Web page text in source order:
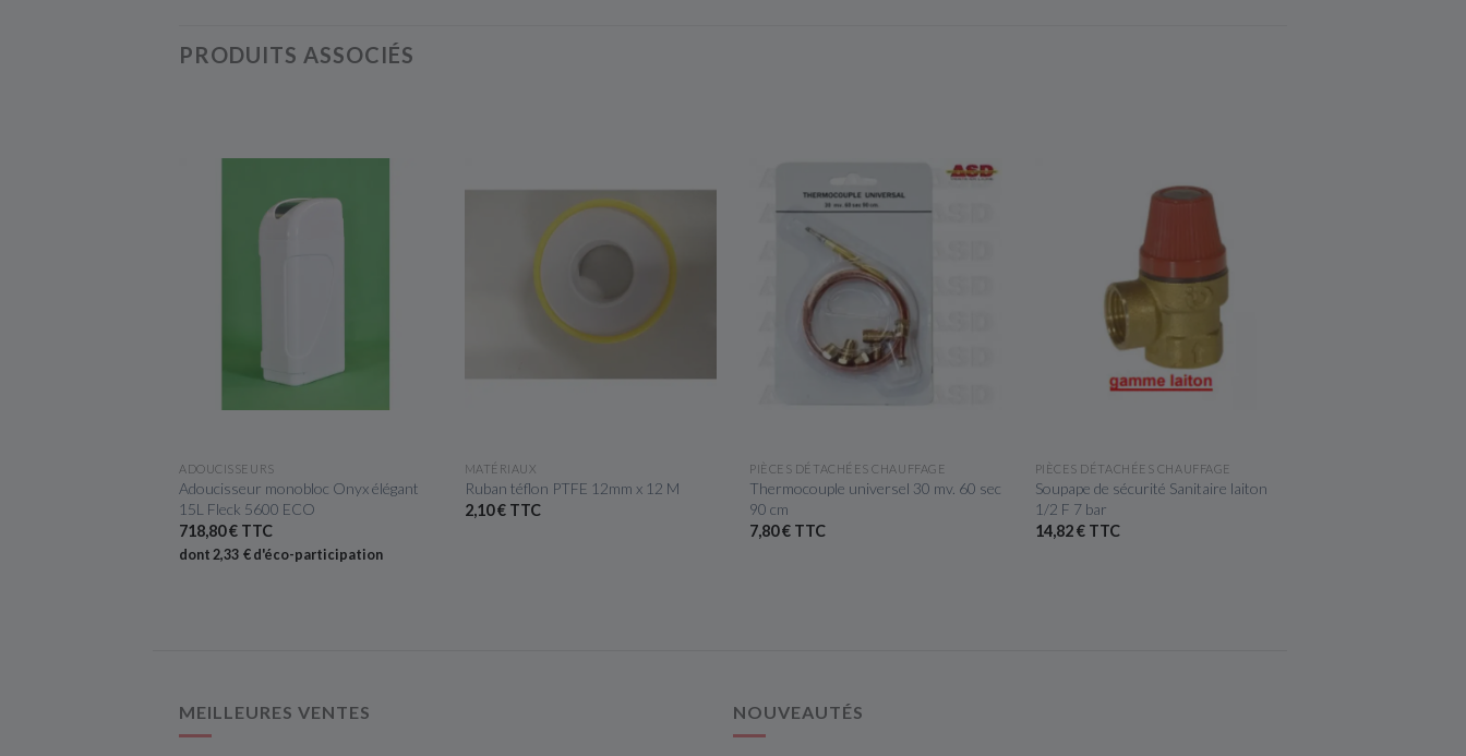
PRODUITS ASSOCIÉS
APERÇU RAPIDE
ADOUCISSEURS
Adoucisseur monobloc Onyx élégant
15L Fleck 5600 ECO
718,80 € TTC
dont 2,33 € d'éco-participation
APERÇU RAPIDE
MATÉRIAUX
Ruban téflon PTFE 12mm x 12 M
2,10 € TTC
APERÇU RAPIDE
PIÈCES DÉTACHÉES CHAUFFAGE
Thermocouple universel 30 mv. 60 sec
90 cm
7,80 € TTC
APERÇU RAPIDE
PIÈCES DÉTACHÉES CHAUFFAGE
Soupape de sécurité Sanitaire laiton
1/2 F 7 bar
14,82 € TTC
MEILLEURES VENTES NOUVEAUTÉS